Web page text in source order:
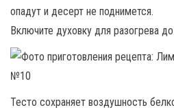
опадут и десерт не поднимется.
Включите духовку для разогрева
Тесто сохраняет воздушность